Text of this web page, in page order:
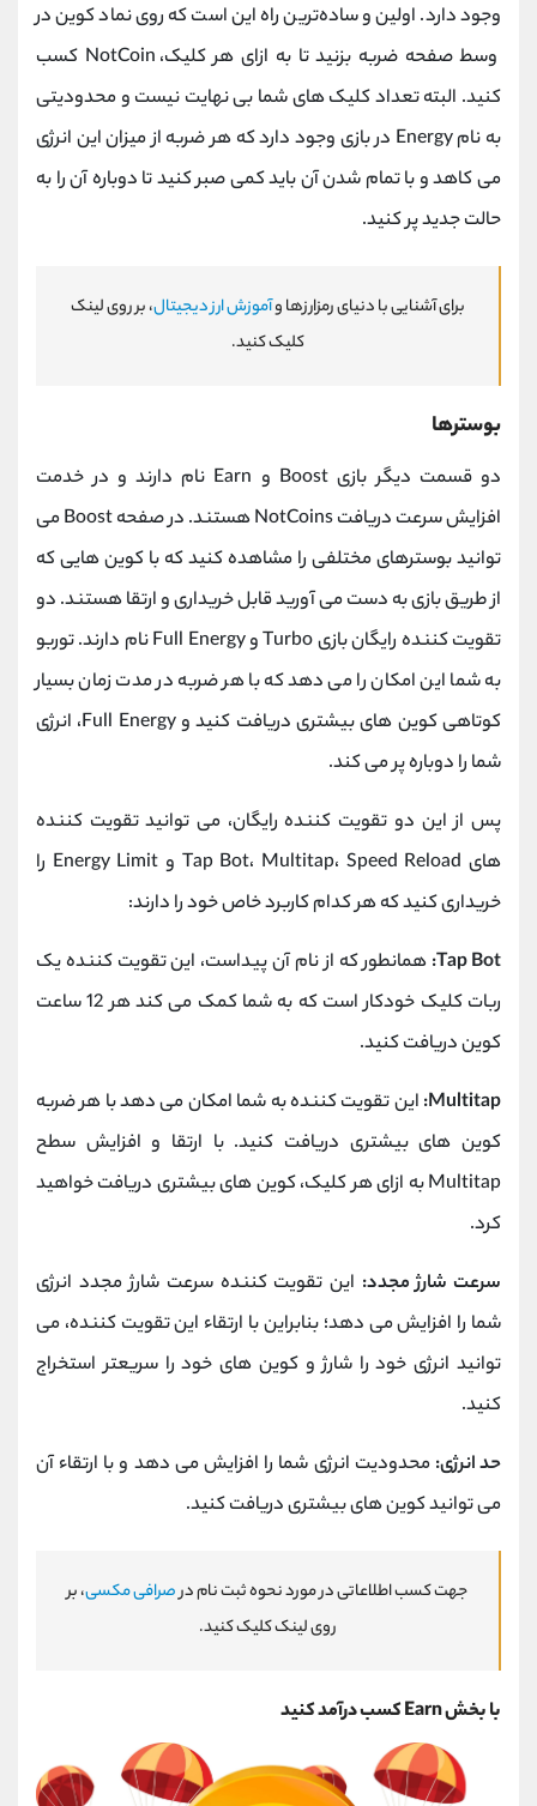
وجود دارد. اولین و ساده‌ترین راه این است که روی نماد کوین در
وسط صفحه ضربه بزنید تا به ازای هر کلیک، NotCoin کسب
کنید. البته تعداد کلیک های شما بی نهایت نیست و محدودیتی
به نام Energy در بازی وجود دارد که هر ضربه از میزان این انرژی
می کاهد و با تمام شدن آن باید کمی صبر کنید تا دوباره آن را به
حالت جدید پر کنید.
برای آشنایی با دنیای رمزارزها وآموزش ارز دیجیتال، بر روی لینک
کلیک کنید.
بوسترها
دو قسمت دیگر بازی Boost و Earn نام دارند و در خدمت
افزایش سرعت دریافت NotCoins هستند. در صفحه Boost می
توانید بوسترهای مختلفی را مشاهده کنید که با کوین هایی که
از طریق بازی به دست می آورید قابل خریداری و ارتقا هستند. دو
تقویت کننده رایگان بازی Turbo و Full Energy نام دارند. توربو
به شما این امکان را می دهد که با هر ضربه در مدت زمان بسیار
کوتاهی کوین های بیشتری دریافت کنید و Full Energy، انرژی
شما را دوباره پر می کند.
پس از این دو تقویت کننده رایگان، می توانید تقویت کننده
های Tap Bot، Multitap، Speed Reload و Energy Limit را
خریداری کنید که هر کدام کاربرد خاص خود را دارند:
Tap Bot: همانطور که از نام آن پیداست، این تقویت کننده یک
ربات کلیک خودکار است که به شما کمک می کند هر 12 ساعت
کوین دریافت کنید.
Multitap: این تقویت کننده به شما امکان می دهد با هر ضربه
کوین های بیشتری دریافت کنید. با ارتقا و افزایش سطح
Multitap به ازای هر کلیک، کوین های بیشتری دریافت خواهید
کرد.
سرعت شارژ مجدد: این تقویت کننده سرعت شارژ مجدد انرژی
شما را افزایش می دهد؛ بنابراین با ارتقاء این تقویت کننده، می
توانید انرژی خود را شارژ و کوین های خود را سریعتر استخراج
کنید.
حد انرژی: محدودیت انرژی شما را افزایش می دهد و با ارتقاء آن
می توانید کوین های بیشتری دریافت کنید.
جهت کسب اطلاعاتی در مورد نحوه ثبت نام درصرافی مکسی، بر
روی لینک کلیک کنید.
با بخش Earn کسب درآمد کنید